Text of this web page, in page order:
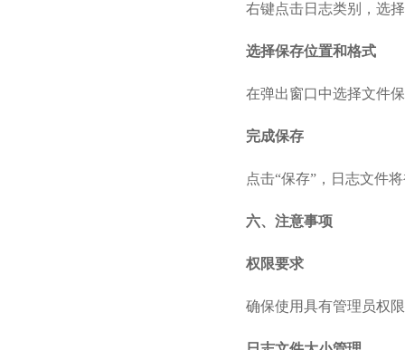
右键点击日志类别，选
选择保存位置和格式
在弹出窗口中选择文件
完成保存
点击“保存”，日志文件
六、注意事项
权限要求
确保使用具有管理员权